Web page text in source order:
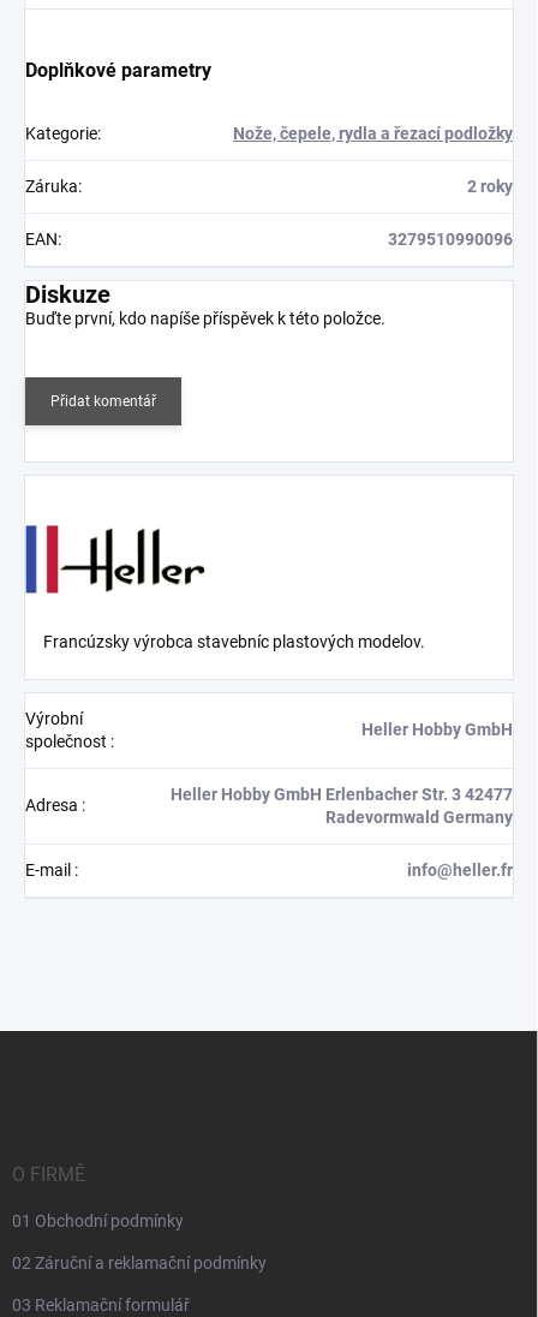
Doplňkové parametry
Kategorie: Nože, čepele, rydla a řezací podložky
Záruka: 2 roky
EAN: 3279510990096
Diskuze
Buďte první, kdo napíše příspěvek k této položce.
Přidat komentář
Francúzsky výrobca stavebníc plastových modelov.
Výrobní
společnost :
Heller Hobby GmbH
Adresa :
Heller Hobby GmbH Erlenbacher Str. 3 42477
Radevormwald Germany
E-mail : info@heller.fr
O FIRMĚ
01 Obchodní podmínky
02 Záruční a reklamační podmínky
03 Reklamační formulář